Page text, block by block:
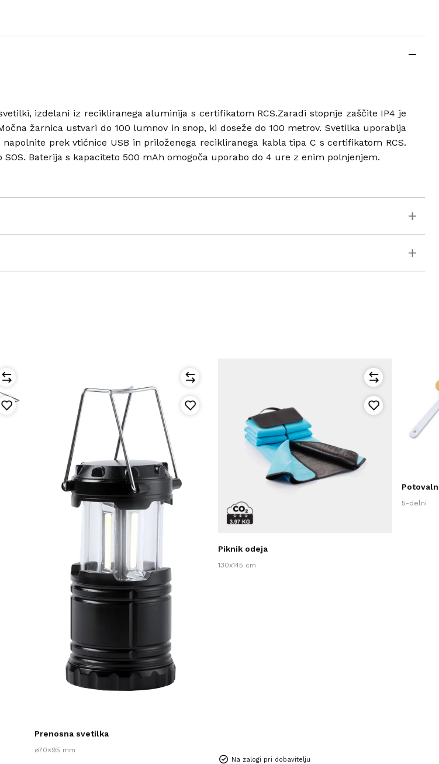
izdelani iz recikliranega aluminija s certifikatom RCS.Zaradi stopnje zaščite IP4 je
žarnica ustvari do 100 lumnov in snop, ki doseže do 100 metrov. Svetilka uporablja
prek vtičnice USB in priloženega recikliranega kabla tipa C s certifikatom RCS.
Baterija s kapaciteto 500 mAh omogoča uporabo do 4 ure z enim polnjenjem.
Prenosna svetilka
ø70×95 mm
Piknik odeja
130x145 cm
Na zalogi pri dobavitelju
5-delni